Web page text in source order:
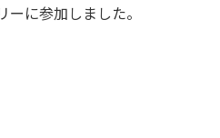
に参加しました。